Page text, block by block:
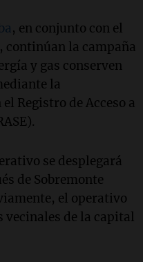
, en conjunto con el
, continúan la campaña
y gas conserven
la
Registro de Acceso a
se desplegará
de Sobremonte
el operativo
vecinales de la capital